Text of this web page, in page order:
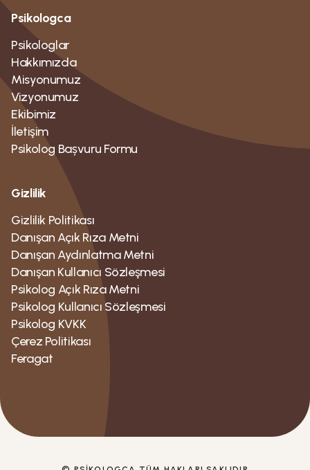
Psikologca
Psikologlar
Hakkımızda
Misyonumuz
Vizyonumuz
Ekibimiz
İletişim
Psikolog Bașvuru Formu
Gizlilik
Gizlilik Politikası
Danışan Açık Rıza Metni
Danışan Aydınlatma Metni
Danışan Kullanıcı Sözleşmesi
Psikolog Açık Rıza Metni
Psikolog Kullanıcı Sözleşmesi
Psikolog KVKK
Çerez Politikası
Feragat